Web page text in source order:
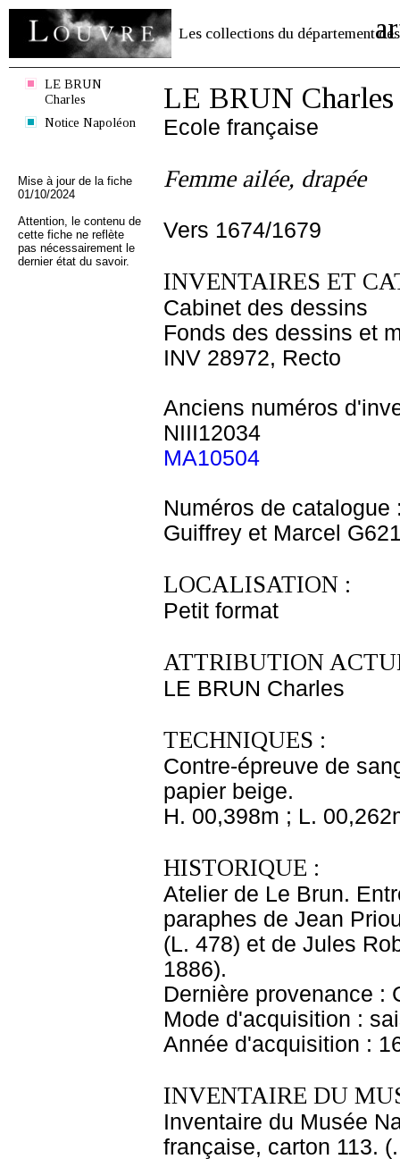
Les collections du département des
LE BRUN
Charles
Notice Napoléon
Mise à jour de la fiche
01/10/2024
Attention, le contenu de
cette fiche ne reflète
pas nécessairement le
dernier état du savoir.
LE BRUN Charles
Ecole française
Femme ailée, drapée
Vers 1674/1679
INVENTAIRES ET
Cabinet des dessins
Fonds des dessins et
INV 28972, Recto
Anciens numéros
NIII12034
MA10504
Numéros de catalogue
Guiffrey et Marcel
LOCALISATION :
Petit format
ATTRIBUTION
LE BRUN Charles
TECHNIQUES :
Contre-épreuve de
papier beige.
H. 00,398m ; L.
HISTORIQUE :
Atelier de Le Brun.
paraphes de Jean
(L. 478) et de Jules
1886).
Dernière provenance :
Mode d'acquisition :
Année d'acquisition :
INVENTAIRE DU
Inventaire du Musée
française, carton 113.